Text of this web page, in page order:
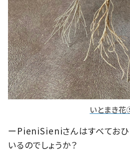
いとまき
ーPieniSieniさんはすべておひ
いるのでしょうか？